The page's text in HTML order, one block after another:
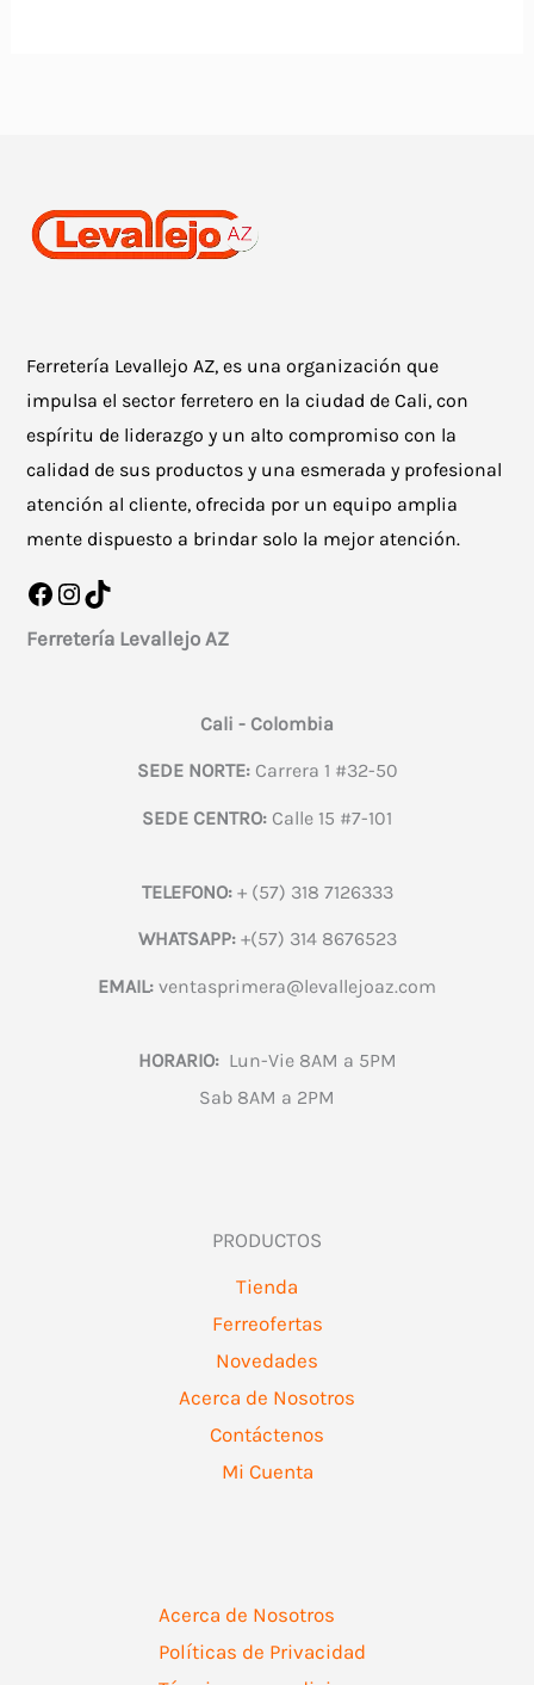
Ferretería Levallejo AZ, es una organización que
impulsa el sector ferretero en la ciudad de Cali, con
espíritu de liderazgo y un alto compromiso con la
calidad de sus productos y una esmerada y profesional
atención al cliente, ofrecida por un equipo amplia
mente dispuesto a brindar solo la mejor atención.
Facebook
Instagram
TikTok
Ferretería Levallejo AZ
Cali - Colombia
SEDE NORTE:Carrera 1 #32-50
SEDE CENTRO: Calle 15 #7-101
TELEFONO:+ (57) 318 7126333
WHATSAPP:+(57) 314 8676523
EMAIL: ventasprimera@levallejoaz.com
HORARIO:Lun-Vie 8AM a 5PM
Sab 8AM a 2PM
PRODUCTOS
Tienda
Ferreofertas
Novedades
Acerca de Nosotros
Contáctenos
Mi Cuenta
Acerca de Nosotros
Políticas de Privacidad